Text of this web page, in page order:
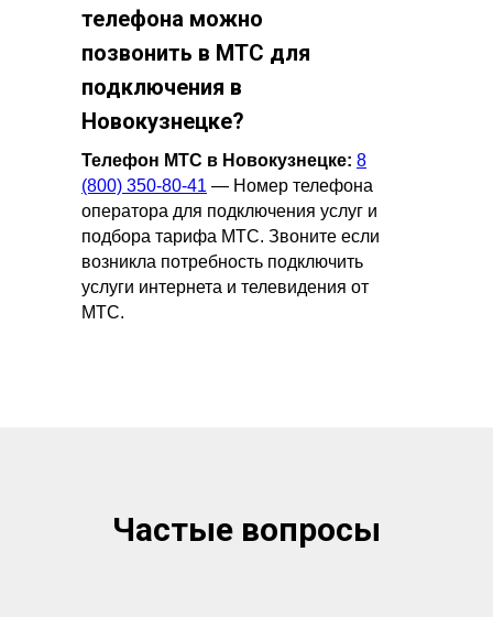
Телефон МТС в Новокузнецке: 8
(800) 350-80-41 — Номер телефона
оператора для подключения услуг и
подбора тарифа МТС. Звоните если
возникла потребность подключить
услуги интернета и телевидения от
МТС.
телефона можно
позвонить в МТС для
подключения в
Новокузнецке?
Частые вопросы